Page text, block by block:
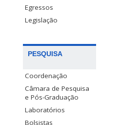
Egressos
Legislação
PESQUISA
Coordenação
Câmara de Pesquisa
e Pós-Graduação
Laboratórios
Bolsistas